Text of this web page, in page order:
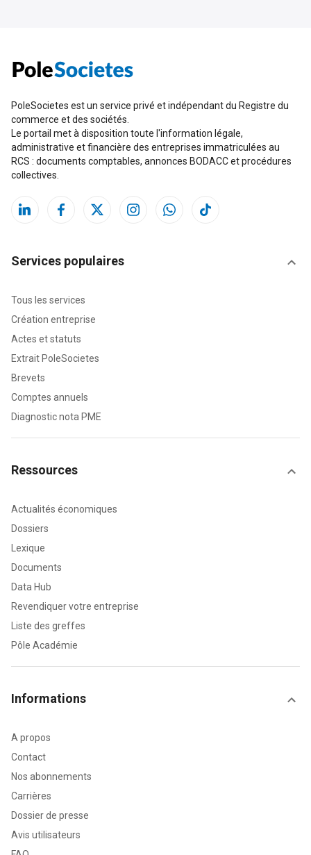
PoleSocietes est un service privé et indépendant du Registre du
commerce et des sociétés.
Le portail met à disposition toute l'information légale,
administrative et financière des entreprises immatriculées au
RCS : documents comptables, annonces BODACC et procédures
collectives.
Services populaires
Tous les services
Création entreprise
Actes et statuts
Extrait PoleSocietes
Brevets
Comptes annuels
Diagnostic nota PME
Ressources
Actualités économiques
Dossiers
Lexique
Documents
Data Hub
Revendiquer votre entreprise
Liste des greffes
Pôle Académie
Informations
A propos
Contact
Nos abonnements
Carrières
Dossier de presse
Avis utilisateurs